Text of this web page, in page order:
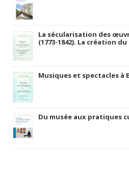
La sécularisation des
(1773-1842). La création
Musiques et spectacles à
Du musée aux pratiques